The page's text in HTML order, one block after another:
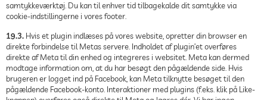
samtykkeværktøj. Du kan til enhver tid tilbagekalde dit samtykke via
cookie-indstillingerne i vores footer.
19.3. Hvis et plugin indlæses på vores website, opretter din browser en
direkte forbindelse til Metas servere. Indholdet af plugin’et overføres
direkte af Meta til din enhed og integreres i websitet. Meta kan dermed
modtage information om, at du har besøgt den pågældende side. Hvis
brugeren er logget ind på Facebook, kan Meta tilknytte besøget til den
pågældende Facebook-konto. Interaktioner med plugins (f.eks. klik på Like-